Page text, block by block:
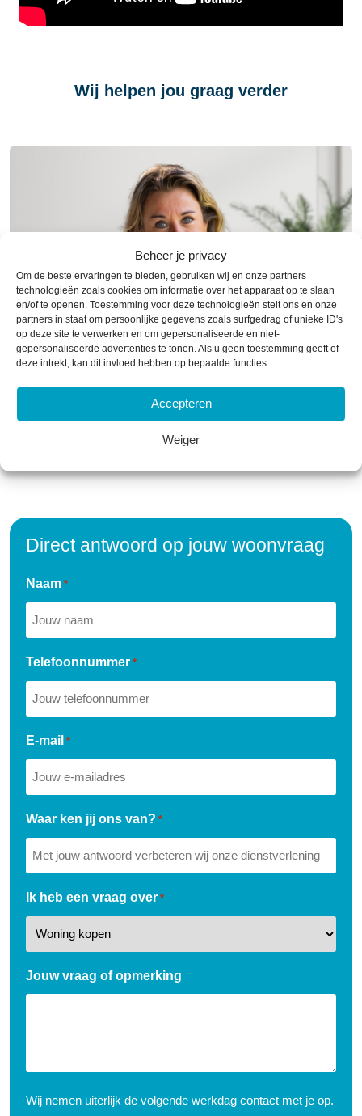
Beheer je privacy
Om de beste ervaringen te bieden, gebruiken wij en onze partners
technologieën zoals cookies om informatie over het apparaat op te slaan
en/of te openen. Toestemming voor deze technologieën stelt ons en onze
partners in staat om persoonlijke gegevens zoals surfgedrag of unieke ID's
op deze site te verwerken en om gepersonaliseerde en niet-
gepersonaliseerde advertenties te tonen. Als u geen toestemming geeft of
deze intrekt, kan dit invloed hebben op bepaalde functies.
Accepteren
Weiger
Wij helpen jou graag verder
Jantine Tilstra
Direct antwoord op jouw woonvraag
Naam *
Telefoonnummer *
E-mail *
Waar ken jij ons van? *
Ik heb een vraag over *
Jouw vraag of opmerking
Wij nemen uiterlijk de volgende werkdag contact met je op.